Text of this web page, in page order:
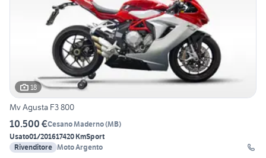
18
Mv Agusta F3 800
10.500 €Cesano Maderno(MB)
Usato01/201617420 KmSport
Rivenditore Moto Argento